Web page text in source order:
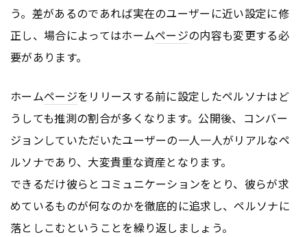
う。差があるのであれば実在のユーザーに近い設定に修
正し、場合によってはホームページの内容も変更する必
要があります。
ホームページをリリースする前に設定したペルソナはど
うしても推測の割合が多くなります。公開後、コンバー
ジョンしていただいたユーザーの一人一人がリアルなペ
ルソナであり、大変貴重な資産となります。
できるだけ彼らとコミュニケーションをとり、彼らが求
めているものが何なのかを徹底的に追求し、ペルソナに
落としこむということを繰り返しましょう。